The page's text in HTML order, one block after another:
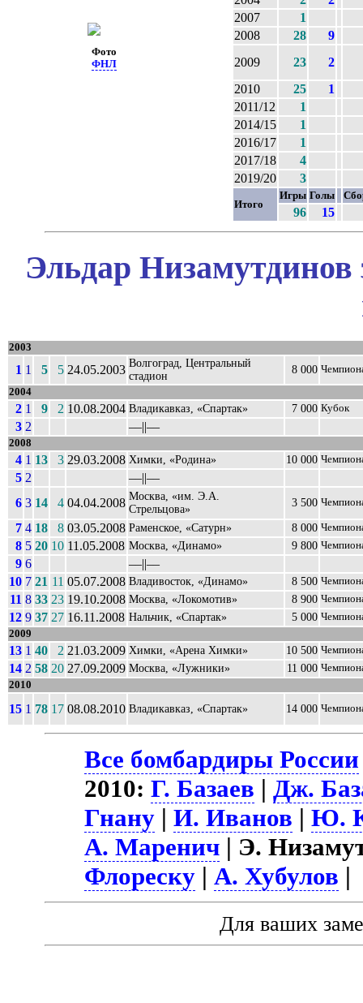
Фото
ФНЛ
2007
1
2008
28
9
2009
23
2
2010
25
1
2011/12
1
2014/15
1
2016/17
1
2017/18
4
2019/20
3
Итого
Игры Голы
96 15
Эльдар Низамутдинов
2003
1 1 5 5 24.05.2003 Волгоград, Центральный
стадион
8 000
2004
2 1 9 2 10.08.2004 Владикавказ, «Спартак» 7 000 Кубок
3 2 ––||––
2008
4 1 13 3 29.03.2008 Химки, «Родина» 10 000
5 2
––||––
6 3 14 4 04.04.2008 Москва, «им. Э.А.
Стрельцова»
3 500
7 4 18 8 03.05.2008 Раменское, «Сатурн» 8 000
8 5 20 10 11.05.2008 Москва, «Динамо» 9 800
9 6
––||––
10 7 21 11 05.07.2008 Владивосток, «Динамо» 8 500
11 8 33 23 19.10.2008 Москва, «Локомотив» 8 900
12 9 37 27 16.11.2008 Нальчик, «Спартак» 5 000
2009
13 1 40 2 21.03.2009 Химки, «Арена Химки» 10 500
14 2 58 20 27.09.2009 Москва, «Лужники» 11 000
2010
15 1 78 17 08.08.2010 Владикавказ, «Спартак» 14 000
Все бомбардиры России
2010:Г. Базаев |Дж.
Гнану |И. Иванов |Ю.
А. Маренич | Э.
Флореску |А. Хубулов |
Для ваших